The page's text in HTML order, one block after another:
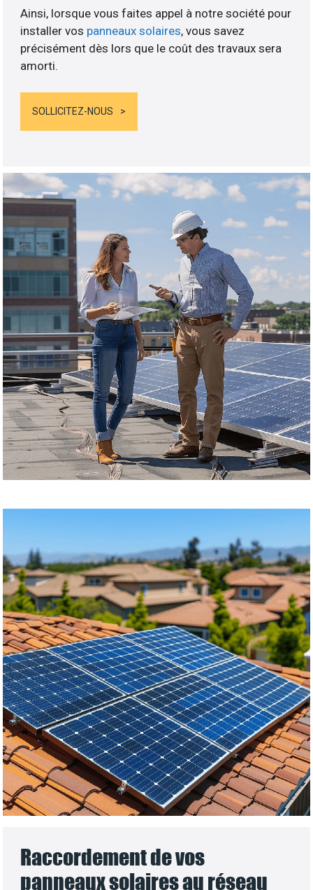
Ainsi, lorsque vous faites appel à notre société pour
installer vos panneaux solaires, vous savez
précisément dès lors que le coût des travaux sera
amorti.
SOLLICITEZ-NOUS
Raccordement de vos
panneaux solaires au réseau